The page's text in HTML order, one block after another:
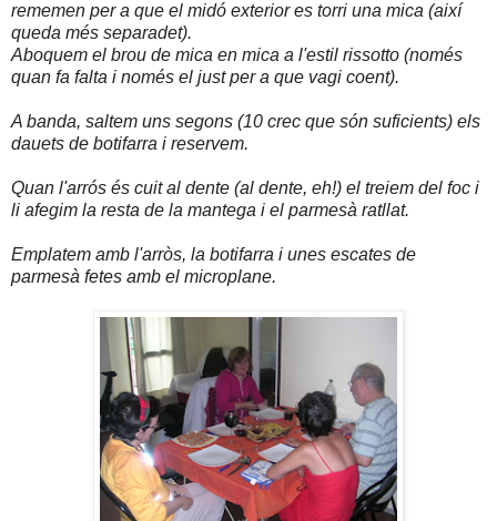
rememen per a que el midó exterior es torri una mica (així
queda més separadet).
Aboquem el brou de mica en mica a l'estil rissotto (només
quan fa falta i només el just per a que vagi coent).
A banda, saltem uns segons (10 crec que són suficients) els
dauets de botifarra i reservem.
Quan l'arrós és cuit al dente (al dente, eh!) el treiem del foc i
li afegim la resta de la mantega i el parmesà ratllat.
Emplatem amb l'arròs, la botifarra i unes escates de
parmesà fetes amb el microplane.